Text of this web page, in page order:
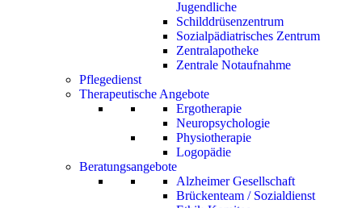
Jugendliche
Schilddrüsenzentrum
Sozialpädiatrisches Zentrum
Zentralapotheke
Zentrale Notaufnahme
Pflegedienst
Therapeutische Angebote
Ergotherapie
Neuropsychologie
Physiotherapie
Logopädie
Beratungsangebote
Alzheimer Gesellschaft
Brückenteam / Sozialdienst